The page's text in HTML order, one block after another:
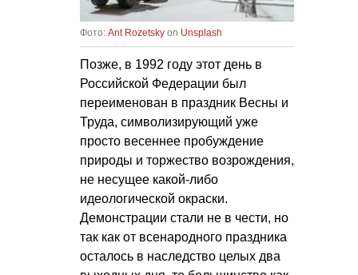
Фото: Ant Rozetsky on Unsplash
Позже, в 1992 году этот день в
Российской Федерации был
переименован в праздник Весны и
Труда, символизирующий уже
просто весеннее пробуждение
природы и торжество возрождения,
не несущее какой-либо
идеологической окраски.
Демонстрации стали не в чести, но
так как от всенародного праздника
осталось в наследство целых два